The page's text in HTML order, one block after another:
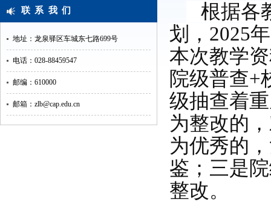
根据各
划，2025
本次教学
院级普查+
级抽查着
为整改的
为优秀的
鉴；三是
整改。
联系我们
地址：龙泉驿区车城东七路699号
电话：028-88459547
邮编：610000
邮箱：zlb@cap.edu.cn